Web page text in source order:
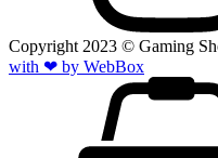
Copyright 2023 © Gaming
with ❤ by WebBox